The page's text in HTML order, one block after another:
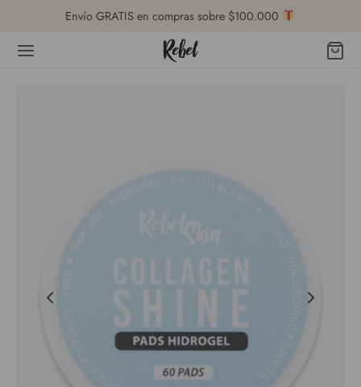
Envío GRATIS en compras sobre $100.000